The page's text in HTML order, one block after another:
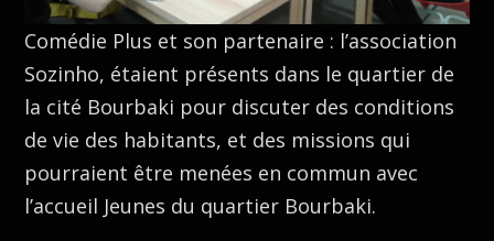
Comédie Plus et son partenaire : l’association
Sozinho, étaient présents dans le quartier de
la cité Bourbaki pour discuter des conditions
de vie des habitants, et des missions qui
pourraient être menées en commun avec
l’accueil Jeunes du quartier Bourbaki.